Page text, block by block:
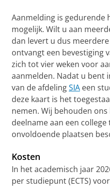
Aanmelding is gedurende
mogelijk. Wilt u aan
dan levert u dus
ontvangt een bevestiging
zich tot vier weken voor
aanmelden. Nadat u bent
van de afdelingSIA een
deze kaart is het
nemen. Wij behouden
deelname aan een
onvoldoende plaatsen
Kosten
In het academisch jaar
per studiepunt (ECTS)